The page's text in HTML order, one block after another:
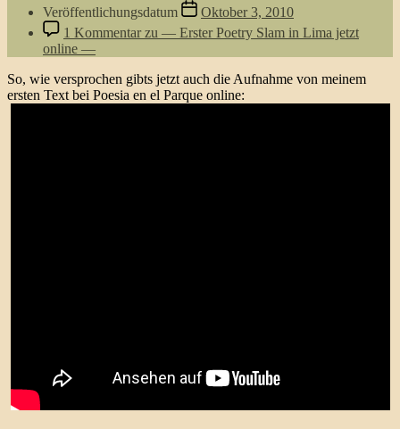
Veröffentlichungsdatum
Oktober 3, 2010
1 Kommentarzu — Erster Poetry Slam in Lima jetzt
online —
So, wie versprochen gibts jetzt auch die Aufnahme von meinem
ersten Text bei Poesia en el Parque online: